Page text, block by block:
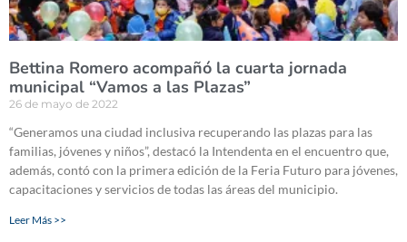
Bettina Romero acompañó la cuarta jornada
municipal “Vamos a las Plazas”
26 de mayo de 2022
“Generamos una ciudad inclusiva recuperando las plazas para las
familias, jóvenes y niños”, destacó la Intendenta en el encuentro que,
además, contó con la primera edición de la Feria Futuro para jóvenes,
capacitaciones y servicios de todas las áreas del municipio.
Leer Más >>